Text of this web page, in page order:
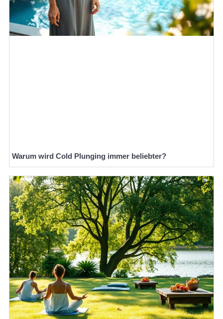
Warum wird Cold Plunging immer beliebter?